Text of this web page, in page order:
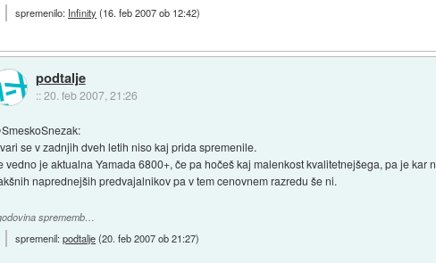
spremenilo: Infinity (16. feb 2007 ob 12:42)
podtalje
::20. feb 2007, 21:26
se v zadnjih dveh letih niso kaj prida spremenile.
vedno je aktualna Yamada 6800+, če pa hočeš kaj malenkost kvalitetnejšega, pa je
naprednejših predvajalnikov pa v tem cenovnem razredu še ni.
sprememb…
spremenil:podtalje(20. feb 2007 ob 21:27)